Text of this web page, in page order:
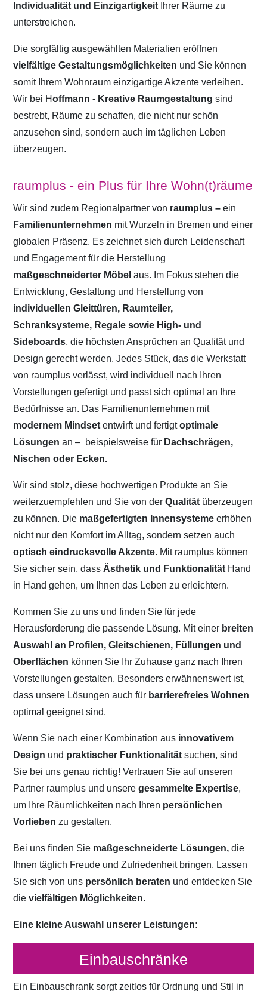
Individualität und Einzigartigkeit Ihrer Räume zu
unterstreichen.
Die sorgfältig ausgewählten Materialien eröffnen
vielfältige Gestaltungsmöglichkeiten und Sie können
somit Ihrem Wohnraum einzigartige Akzente verleihen.
Wir bei Hoffmann - Kreative Raumgestaltung sind
bestrebt, Räume zu schaffen, die nicht nur schön
anzusehen sind, sondern auch im täglichen Leben
überzeugen.
raumplus - ein Plus für Ihre Wohn(t)räume
Wir sind zudem Regionalpartner von raumplus – ein
Familienunternehmen mit Wurzeln in Bremen und einer
globalen Präsenz. Es zeichnet sich durch Leidenschaft
und Engagement für die Herstellung
maßgeschneiderter Möbelaus. Im Fokus stehen die
Entwicklung, Gestaltung und Herstellung von
individuellen Gleittüren, Raumteiler,
Schranksysteme, Regale sowie High- und
Sideboards, die höchsten Ansprüchen an Qualität und
Design gerecht werden. Jedes Stück, das die Werkstatt
von raumplus verlässt, wird individuell nach Ihren
Vorstellungen gefertigt und passt sich optimal an Ihre
Bedürfnisse an. Das Familienunternehmen mit
modernem Mindset entwirft und fertigtoptimale
Lösungen an – beispielsweise für Dachschrägen,
Nischen oder Ecken.
Wir sind stolz, diese hochwertigen Produkte an Sie
weiterzuempfehlen und Sie von derQualität überzeugen
zu können. Die maßgefertigten Innensystemeerhöhen
nicht nur den Komfort im Alltag, sondern setzen auch
optisch eindrucksvolle Akzente. Mit raumplus können
Sie sicher sein, dass Ästhetik und Funktionalität Hand
in Hand gehen, um Ihnen das Leben zu erleichtern.
Kommen Sie zu uns und finden Sie für jede
Herausforderung die passende Lösung. Mit einer breiten
Auswahl an Profilen, Gleitschienen, Füllungen und
Oberflächen können Sie Ihr Zuhause ganz nach Ihren
Vorstellungen gestalten. Besonders erwähnenswert ist,
dass unsere Lösungen auch für barrierefreies Wohnen
optimal geeignet sind.
Wenn Sie nach einer Kombination aus innovativem
Design und praktischer Funktionalitätsuchen, sind
Sie bei uns genau richtig! Vertrauen Sie auf unseren
Partner raumplus und unseregesammelte Expertise,
um Ihre Räumlichkeiten nach Ihren persönlichen
Vorliebenzu gestalten.
Bei uns finden Sie maßgeschneiderte Lösungen, die
Ihnen täglich Freude und Zufriedenheit bringen. Lassen
Sie sich von uns persönlich beraten und entdecken Sie
dievielfältigen Möglichkeiten.
Eine kleine Auswahl unserer Leistungen:
Einbauschränke
Ein Einbauschrank sorgt zeitlos für Ordnung und Stil in